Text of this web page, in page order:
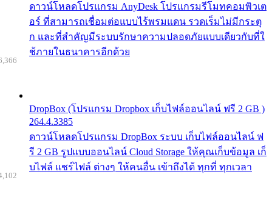
ดาวน์โหลดโปรแกรม AnyDesk โปรแกรมรีโมทคอมพิวเต
อร์ ที่สามารถเชื่อมต่อแบบไร้พรมแดน รวดเร็มไม่มีกระตุ
ก และที่สำคัญมีระบบรักษาความปลอดภัยแบบเดียวกับที่ใ
ช้ภายในธนาคารอีกด้วย
DropBox (โปรแกรม Dropbox เก็บไฟล์ออนไลน์ ฟรี 2 GB )
264.4.3385
ดาวน์โหลดโปรแกรม DropBox ระบบ เก็บไฟล์ออนไลน์ ฟ
รี 2 GB รูปแบบออนไลน์ Cloud Storage ให้คุณเก็บข้อมูล เก็
บไฟล์ แชร์ไฟล์ ต่างๆ ให้คนอื่น เข้าถึงได้ ทุกที่ ทุกเวลา